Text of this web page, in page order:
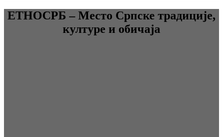
ЕТНОСРБ – Место Српске традиције,
културе и обичаја